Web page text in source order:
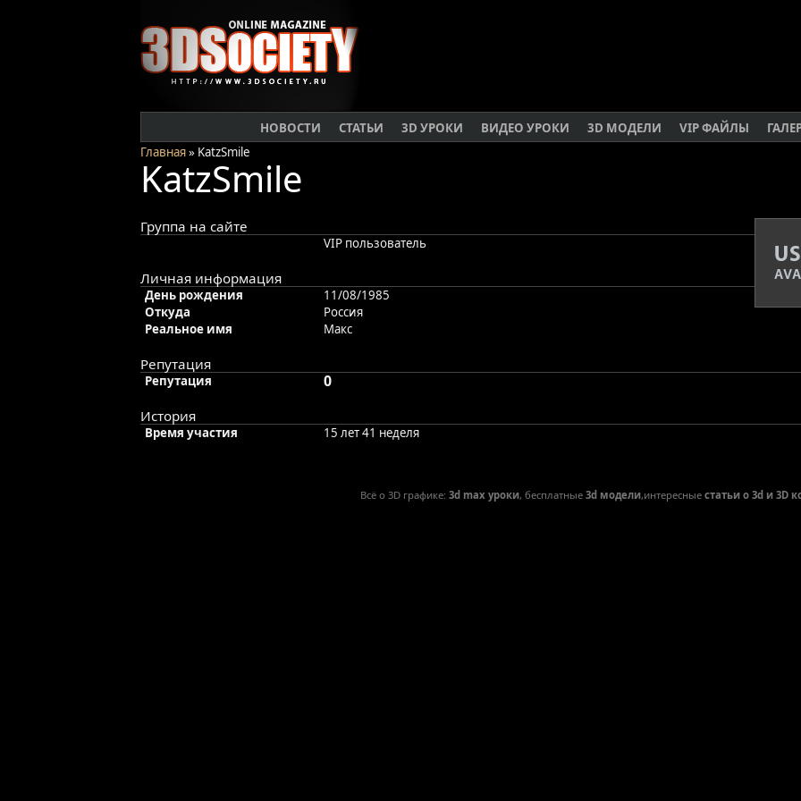
НОВОСТИ СТАТЬИ 3D УРОКИ ВИДЕО УРОКИ 3D МОДЕЛИ VIP ФАЙЛЫ
Главная» KatzSmile
KatzSmile
Группа на сайте
VIP пользователь
Личная информация
День рождения
11/08/1985
Откуда
Россия
Реальное имя
Макс
Репутация
Репутация 0
История
Время участия 15 лет 41 неделя
Всё о 3D графике: 3d max уроки, бесплатные 3d модели,интересные статьи о 3d и 3D